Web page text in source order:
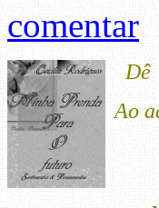
comentar
Dê
Ao